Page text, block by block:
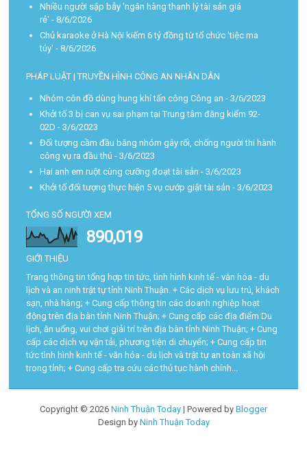
Nhiều người sập bẫy 'ngân hàng thanh lý tài sản giá
rẻ' - 8/6/2026
Chủ karaoke ở Hà Nội kiếm 6 tỷ đồng từ tổ chức 'tiệc ma
túy' - 8/6/2026
PHÁP LUẬT | TRUYỀN HÌNH CÔNG AN NHÂN DÂN
Nhóm côn đồ dùng hung khí tấn công Công an - 3/6/2023
Khởi tố 3 bị can vụ sai phạm tại Trung tâm đăng kiểm 92-
02D - 3/6/2023
Đối tượng cầm đầu băng nhóm gây rối, chống người thi hành
công vụ ra đầu thú - 3/6/2023
Hai anh em ruột cùng cưỡng đoạt tài sản - 3/6/2023
Khởi tố đối tượng thực hiện 5 vụ cướp giật tài sản - 3/6/2023
TỔNG SỐ NGƯỜI XEM
890,019
GIỚI THIỆU
Trang thông tin tổng hợp tin tức, tình hình kinh tế - văn hóa - du
lịch và an ninh trật tự tỉnh Ninh Thuận. + Các dịch vụ lưu trú, khách
sạn, nhà hàng; + Cung cấp thông tin các doanh nghiệp hoạt
động trên địa bàn tỉnh Ninh Thuận; + Cung cấp các địa điểm Du
lịch, ăn uống, vui chơi giải trí trên địa bàn tỉnh Ninh Thuận; + Cung
cấp các dịch vụ vận tải, phương tiện di chuyển; + Cung cấp tin
tức tình hình kinh tế - văn hóa - du lịch và trật tự an toàn xã hội
trong tỉnh; + Cung cấp tra cứu các thủ tục hành chính...
Copyright © 2026 Ninh Thuận Today | Powered by Blogger
Design by Ninh Thuận Today